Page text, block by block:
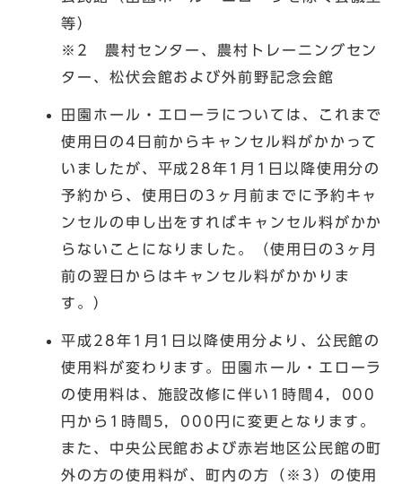
等）
※2 農村センター、農村トレーニングセン
ター、松伏会館および外前野記念会館
田園ホール・エローラについては、これまで
使用日の4日前からキャンセル料がかかって
いましたが、平成28年1月1日以降使用分の
予約から、使用日の3ヶ月前までに予約キャ
ンセルの申し出をすればキャンセル料がかか
らないことになりました。（使用日の3ヶ月
前の翌日からはキャンセル料がかかりま
す。）
平成28年1月1日以降使用分より、公民館の
使用料が変わります。田園ホール・エローラ
の使用料は、施設改修に伴い1時間4，000
円から1時間5，000円に変更となります。
また、中央公民館および赤岩地区公民館の町
外の方の使用料が、町内の方（※3）の使用